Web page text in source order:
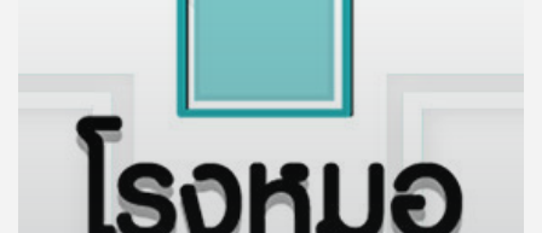
กิจกรรม